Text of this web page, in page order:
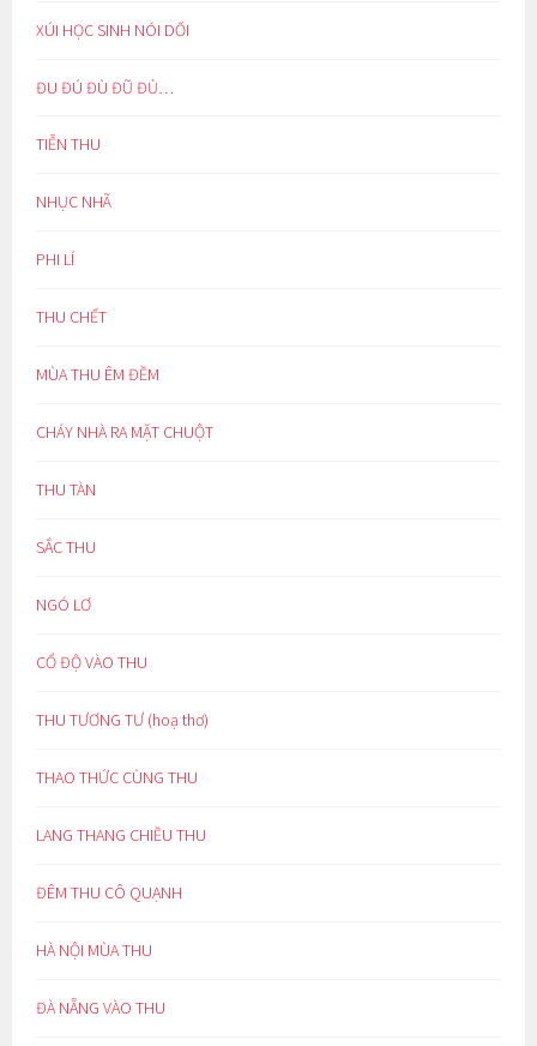
XÚI HỌC SINH NÓI DỐI
ĐU ĐÚ ĐÙ ĐŨ ĐỦ…
TIỄN THU
NHỤC NHÃ
PHI LÍ
THU CHẾT
MÙA THU ÊM ĐỀM
CHÁY NHÀ RA MẶT CHUỘT
THU TÀN
SẮC THU
NGÓ LƠ
CỔ ĐỘ VÀO THU
THU TƯƠNG TƯ (hoạ thơ)
THAO THỨC CÙNG THU
LANG THANG CHIỀU THU
ĐÊM THU CÔ QUẠNH
HÀ NỘI MÙA THU
ĐÀ NẴNG VÀO THU